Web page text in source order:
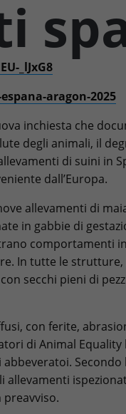
_lJxG8
aragon-2025
inchiesta che
degli animali, il
di suini in
dall’Europa.
allevamenti di
in gabbie di
comportamenti
In tutte le
secchi pieni di
con ferite,
di Animal
Secondo
allevamenti
preavviso.